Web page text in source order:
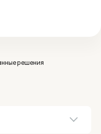
решения